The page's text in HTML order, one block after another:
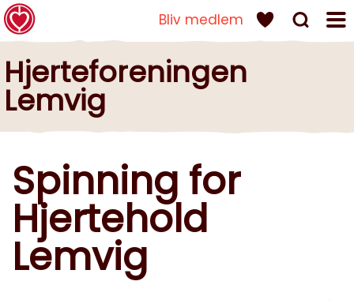
Bliv medlem
Hjerteforeningen
Lemvig
Spinning for
Hjertehold
Lemvig